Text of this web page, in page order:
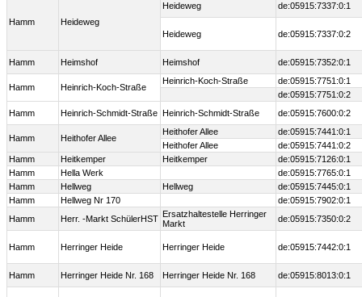
Hamm Heideweg
Heideweg de:05915:7337:0:1
Heideweg de:05915:7337:0:2
Hamm Heimshof Heimshof de:05915:7352:0:1
Hamm Heinrich-Koch-Straße
Heinrich-Koch-Straße
de:05915:7751:0:1
de:05915:7751:0:2
Hamm
Heinrich-Schmidt-Straße Heinrich-Schmidt-Straße de:05915:7600:0:2
Hamm Heithofer Allee
Heithofer Allee
de:05915:7441:0:1
Heithofer Allee
de:05915:7441:0:2
Hamm
Heitkemper Heitkemper
de:05915:7126:0:1
Hamm
Hella Werk
de:05915:7765:0:1
Hamm
Hellweg Hellweg
de:05915:7445:0:1
Hamm
Hellweg Nr 170
de:05915:7902:0:1
Hamm
Herr. -Markt SchülerHST Ersatzhaltestelle Herringer
Markt
de:05915:7350:0:2
Hamm Herringer Heide Herringer Heide de:05915:7442:0:1
Hamm Herringer Heide Nr. 168 Herringer Heide Nr. 168 de:05915:8013:0:1